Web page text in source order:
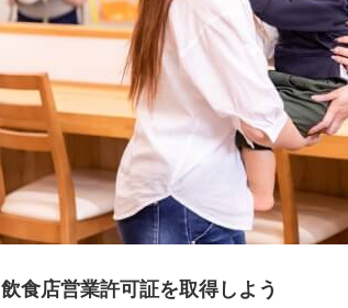
飲食店営業許可証を取得しよう